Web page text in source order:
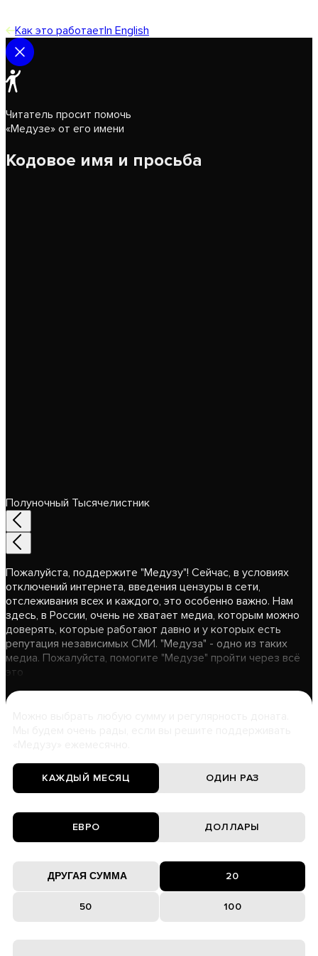
Как это работаетIn English
Читатель просит помочь
«Медузе» от его имени
Кодовое имя и просьба
Полуночный Тысячелистник
Пожалуйста, поддержите "Медузу"! Сейчас, в условиях
отключений интернета, введения цензуры в сети,
отслеживания всех и каждого, это особенно важно. Нам
здесь, в России, очень не хватает медиа, которым можно
доверять, которые работают давно и у которых есть
репутация независимых СМИ. "Медуза" - одно из таких
медиа. Пожалуйста, помогите "Медузе" пройти через всё
это
КАЖДЫЙ МЕСЯЦ ОДИН РАЗ
ЕВРО ДОЛЛАРЫ
20
50 100